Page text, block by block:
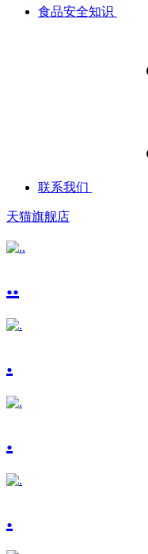
食品安全知识
联系我们
天猫旗舰店
..
.
.
.